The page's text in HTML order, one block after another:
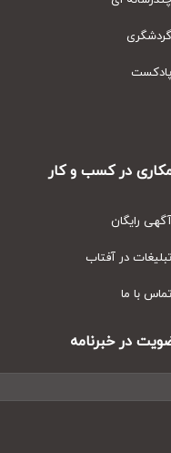
در کسب و کار
رایگان
در آفتاب
با ما
در خبرنامه